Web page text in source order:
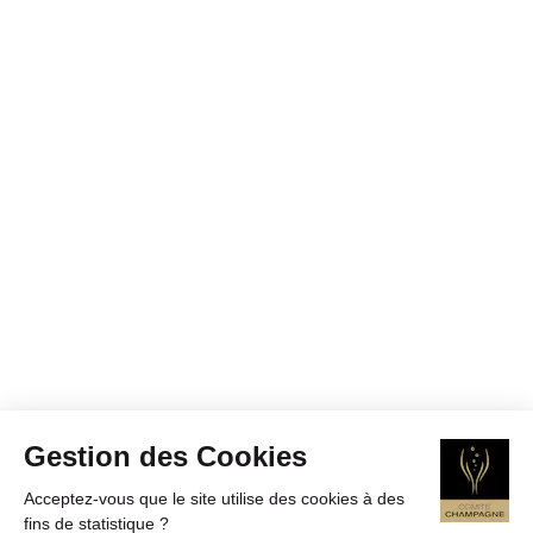
Gestion des Cookies
Acceptez-vous que le site utilise des cookies à des
fins de statistique ?